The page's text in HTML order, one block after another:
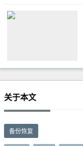
关于本文
备份恢复